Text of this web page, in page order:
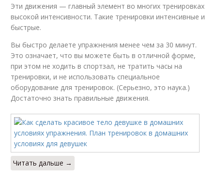
Эти движения — главный элемент во многих тренировках
высокой интенсивности. Такие тренировки интенсивные и
быстрые.
Вы быстро делаете упражнения менее чем за 30 минут.
Это означает, что вы можете быть в отличной форме,
при этом не ходить в спортзал, не тратить часы на
тренировки, и не использовать специальное
оборудование для тренировок. (Серьезно, это наука.)
Достаточно знать правильные движения.
Читать дальше →